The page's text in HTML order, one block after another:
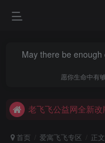
May there be
愿你生命中有
老飞飞公益网全新改
老飞飞公益网全新
首页 爱寓飞飞专区 正文